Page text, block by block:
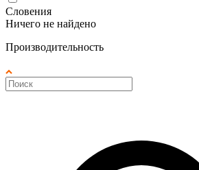
Словения
Ничего не найдено
Производительность